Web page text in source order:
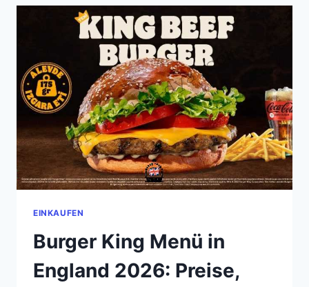
IN
LONDON
2026
–
WO
DIE
STADT
WIRKLICH
ISST
EINKAUFEN
Burger King Menü in
England 2026: Preise,